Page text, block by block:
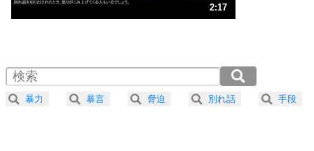
人生、なんとかなるもの。
気楽に生きる30の方法
4 器の大きい人は、怒りを優しさで表現する。
プラス思考
2:17
2.0倍速 （270KB 1分8秒）
2.5倍速 （216KB 55秒）
3.0倍速 （180KB 45秒）
暴力 暴言 脅迫 別れ話 手段